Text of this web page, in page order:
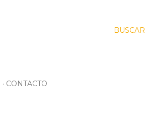
BUSCAR
CONTACTO